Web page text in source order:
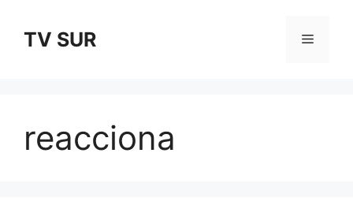
contentTV SUR Menu
reacciona